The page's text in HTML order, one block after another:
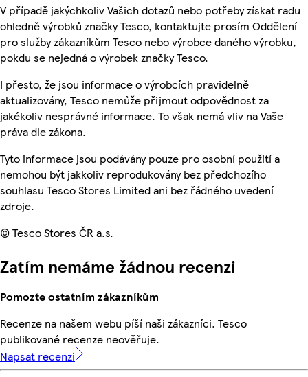
V případě jakýchkoliv Vašich dotazů nebo potřeby získat radu
ohledně výrobků značky Tesco, kontaktujte prosím Oddělení
pro služby zákazníkům Tesco nebo výrobce daného výrobku,
pokdu se nejedná o výrobek značky Tesco.
I přesto, že jsou informace o výrobcích pravidelně
aktualizovány, Tesco nemůže přijmout odpovědnost za
jakékoliv nesprávné informace. To však nemá vliv na Vaše
práva dle zákona.
Tyto informace jsou podávány pouze pro osobní použití a
nemohou být jakkoliv reprodukovány bez předchozího
souhlasu Tesco Stores Limited ani bez řádného uvedení
zdroje.
© Tesco Stores ČR a.s.
Zatím nemáme žádnou recenzi
Pomozte ostatním zákazníkům
Recenze na našem webu píší naši zákazníci. Tesco
publikované recenze neověřuje.
Napsat recenzi